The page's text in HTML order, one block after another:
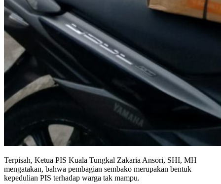
Terpisah, Ketua PIS Kuala Tungkal Zakaria Ansori, SHI, MH
mengatakan, bahwa pembagian sembako merupakan bentuk
kepedulian PIS terhadap warga tak mampu.